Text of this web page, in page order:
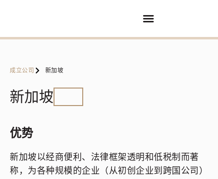
成立公司 新加坡
新加坡
优势
新加坡以经商便利、法律框架透明和低税制而著
称，为各种规模的企业（从初创企业到跨国公司）